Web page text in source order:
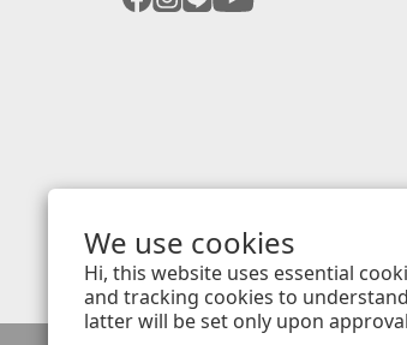
We use cookies
Hi, this website uses essential
and tracking cookies to
latter will be set only upon